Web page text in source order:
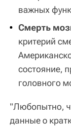
важных
Смерть
критерий
состояние,
головного
"Любопытно,
данные о